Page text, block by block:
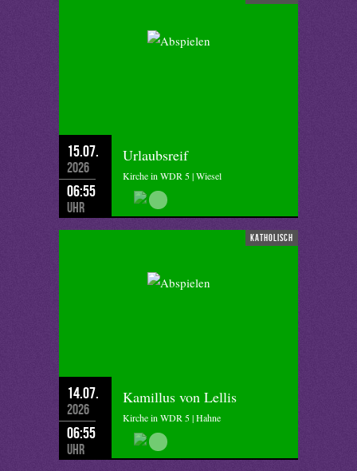
15.07.
2026
06:55
Uhr
Urlaubsreif
Kirche in WDR 5 | Wiesel
katholisch
14.07.
2026
06:55
Uhr
Kamillus von Lellis
Kirche in WDR 5 | Hahne